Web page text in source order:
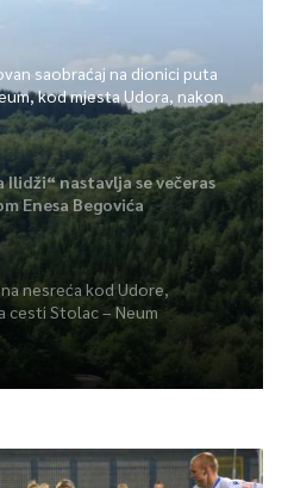
saobraćaj na dionici puta
kod mjesta Udora, nakon
Ilidži“ nastavlja se večeras
Enesa Begovića
nesreća kod Udore,
cesti Stolac – Neum